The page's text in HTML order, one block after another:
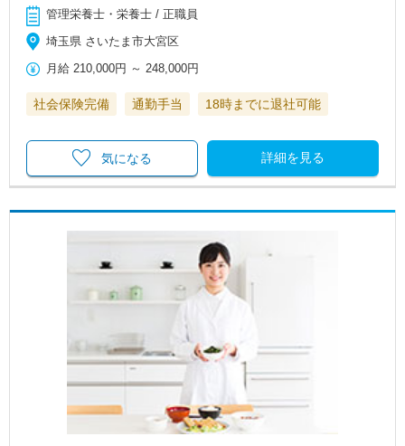
管理栄養士・栄養士 / 正職員
埼玉県 さいたま市大宮区
月給 210,000円 ～248,000円
社会保険完備 通勤手当 18時までに退社可能
詳細を見る
気になる